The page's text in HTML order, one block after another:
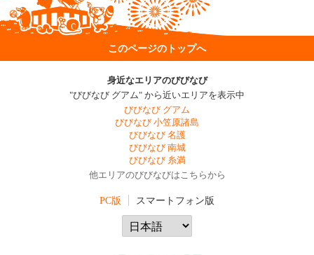
このページのトップへ
身近なエリアのびびなび
"びびなび グアム" から近いエリアを表示中
びびなび グアム
びびなび 小笠原諸島
びびなび 名護
びびなび 南城
びびなび 糸満
他エリアのびびなびはこちらから
PC版 スマートフォン版